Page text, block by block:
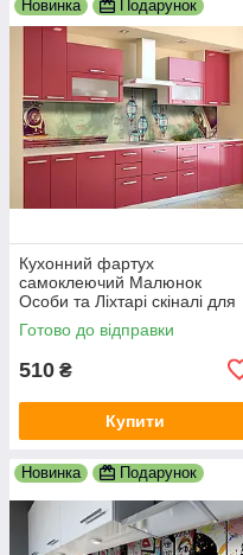
Новинка Подарунок
Кухонний фартух
самоклеючий Малюнок
Особи та Ліхтарі скіналі для
кухні наклейка ПВХ люди
зелений 600х2000 мм
Готово до відправки
510 ₴
Купити
Новинка Подарунок